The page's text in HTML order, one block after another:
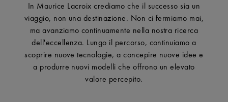
In Maurice Lacroix crediamo che il successo sia un
viaggio, non una destinazione. Non ci fermiamo mai,
ma avanziamo continuamente nella nostra ricerca
dell'eccellenza. Lungo il percorso, continuiamo a
scoprire nuove tecnologie, a concepire nuove idee e
a produrre nuovi modelli che offrono un elevato
valore percepito.